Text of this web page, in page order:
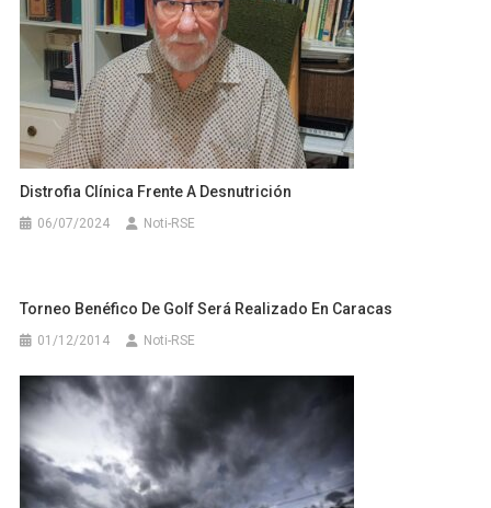
Distrofia Clínica Frente A Desnutrición
06/07/2024 Noti-RSE
Torneo Benéfico De Golf Será Realizado En Caracas
01/12/2014 Noti-RSE